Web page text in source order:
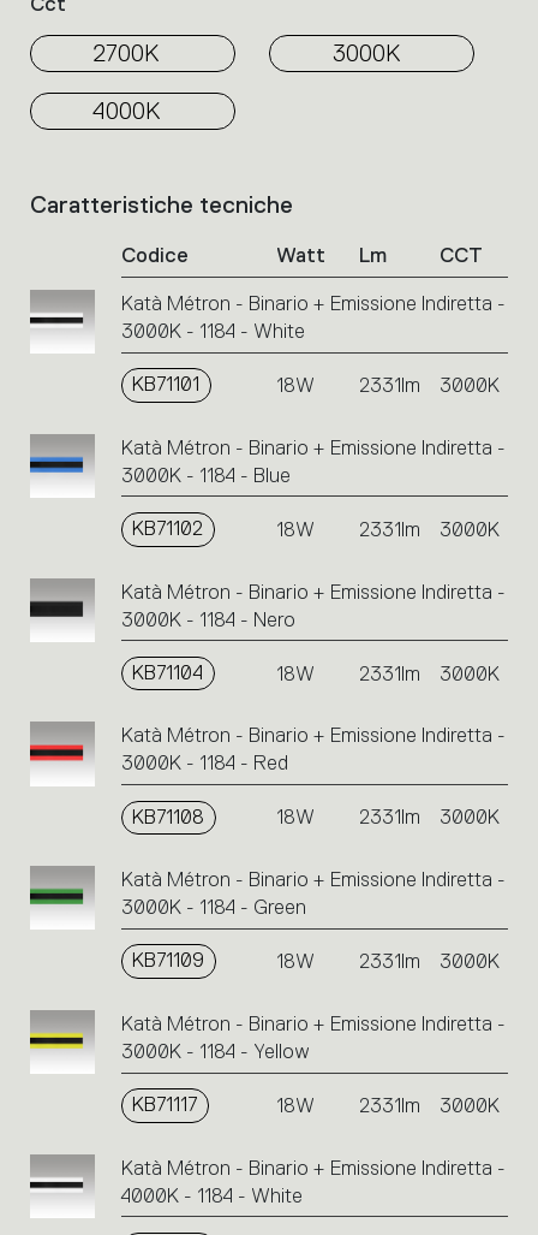
2700K 3000K
4000K
Elenco
sul
singolo
sulle
icone
Caratteristiche tecniche
Codice Watt Lm CCT
Katà Métron - Binario + Emissione Indiretta -
3000K - 1184 - White
KB71101 18W 2331lm 3000K
Katà Métron - Binario + Emissione Indiretta -
3000K - 1184 - Blue
KB71102 18W 2331lm 3000K
Katà Métron - Binario + Emissione Indiretta -
3000K - 1184 - Nero
KB71104 18W 2331lm 3000K
Katà Métron - Binario + Emissione Indiretta -
3000K - 1184 - Red
KB71108 18W 2331lm 3000K
Katà Métron - Binario + Emissione Indiretta -
3000K - 1184 - Green
KB71109 18W 2331lm 3000K
Katà Métron - Binario + Emissione Indiretta -
3000K - 1184 - Yellow
KB71117 18W 2331lm 3000K
Katà Métron - Binario + Emissione Indiretta -
4000K - 1184 - White